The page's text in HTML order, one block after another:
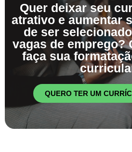
Quer deixar seu
atrativo e aumentar
de ser
vagas de emprego?
faça sua
QUERO TER UM